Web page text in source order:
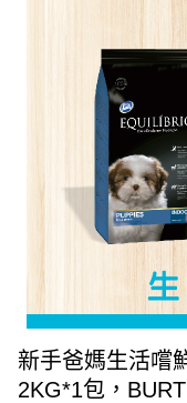
新手爸媽生活嚐
2KG*1包，